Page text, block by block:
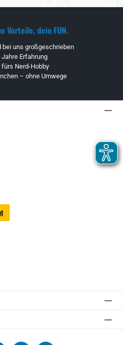
Vorteile, dein FUN.
uns großgeschrieben
Jahre Erfahrung
fürs Nerd-Hobby
– ohne Umwege